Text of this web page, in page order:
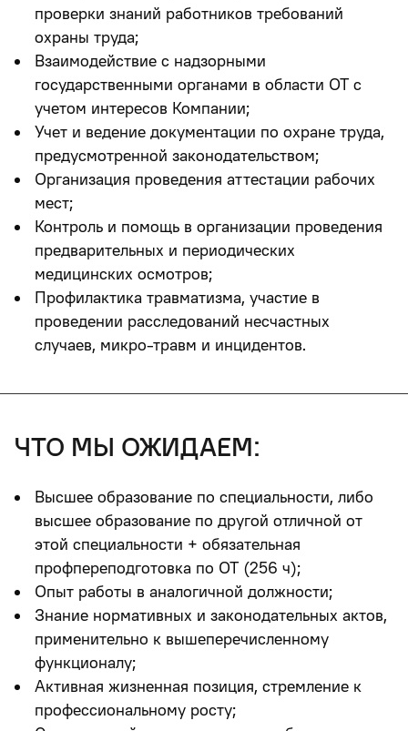
проверки знаний работников требований
охраны труда;
Взаимодействие с надзорными
государственными органами в области ОТ с
учетом интересов Компании;
Учет и ведение документации по охране труда,
предусмотренной законодательством;
Организация проведения аттестации рабочих
мест;
Контроль и помощь в организации проведения
предварительных и периодических
медицинских осмотров;
Профилактика травматизма, участие в
проведении расследований несчастных
случаев, микро-травм и инцидентов.
что мы ожидаем:
Высшее образование по специальности, либо
высшее образование по другой отличной от
этой специальности + обязательная
профпереподготовка по ОТ (256 ч);
Опыт работы в аналогичной должности;
Знание нормативных и законодательных актов,
применительно к вышеперечисленному
функционалу;
Активная жизненная позиция, стремление к
профессиональному росту;